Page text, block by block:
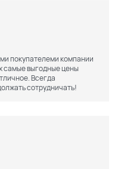
покупателеми компании
самые выгодные цены
Всегда
сотрудничать!